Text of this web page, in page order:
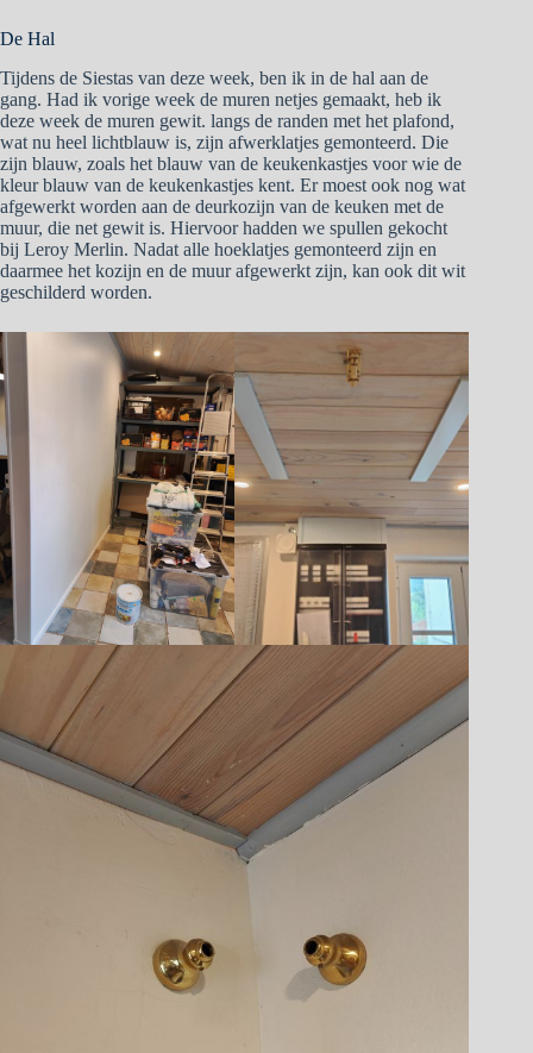
De Hal
Tijdens de Siestas van deze week, ben ik in de hal aan de
gang. Had ik vorige week de muren netjes gemaakt, heb ik
deze week de muren gewit. langs de randen met het plafond,
wat nu heel lichtblauw is, zijn afwerklatjes gemonteerd. Die
zijn blauw, zoals het blauw van de keukenkastjes voor wie de
kleur blauw van de keukenkastjes kent. Er moest ook nog wat
afgewerkt worden aan de deurkozijn van de keuken met de
muur, die net gewit is. Hiervoor hadden we spullen gekocht
bij Leroy Merlin. Nadat alle hoeklatjes gemonteerd zijn en
daarmee het kozijn en de muur afgewerkt zijn, kan ook dit wit
geschilderd worden.